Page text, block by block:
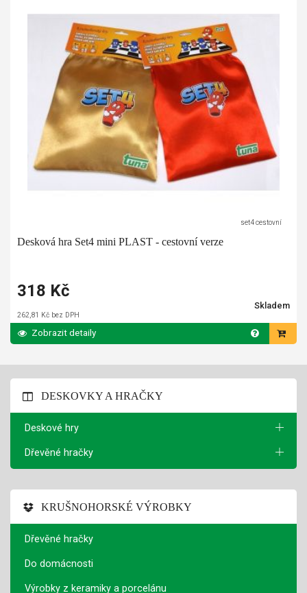
set4 cestovní
Desková hra Set4 mini PLAST - cestovní verze
318 Kč
Skladem
262,81 Kč bez DPH
Zobrazit detaily
DESKOVKY A HRAČKY
Deskové hry
Dřevěné hračky
KRUŠNOHORSKÉ VÝROBKY
Dřevěné hračky
Do domácnosti
Výrobky z keramiky a porcelánu